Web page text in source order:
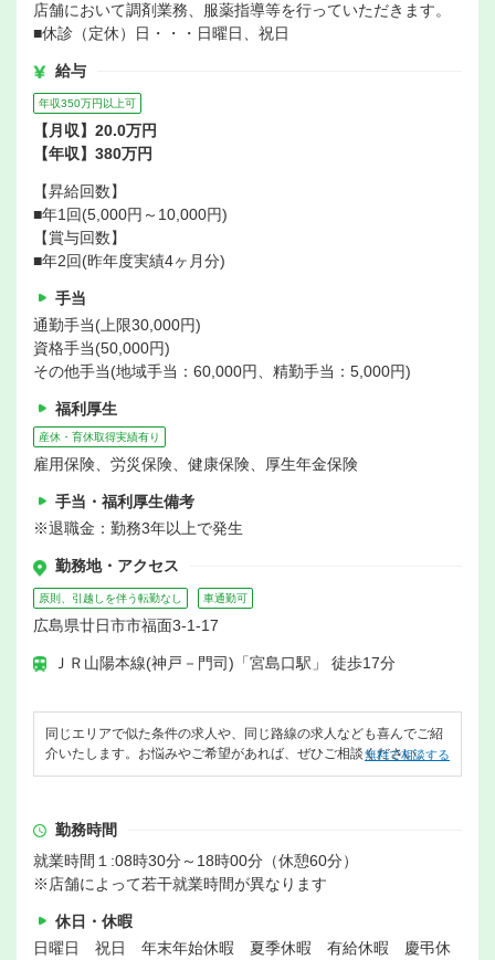
店舗において調剤業務、服薬指導等を行っていただきます。
■休診（定休）日・・・日曜日、祝日
給与
年収350万円以上可
【月収】20.0万円
【年収】380万円
【昇給回数】
■年1回(5,000円～10,000円)
【賞与回数】
■年2回(昨年度実績4ヶ月分)
手当
通勤手当(上限30,000円)
資格手当(50,000円)
その他手当(地域手当：60,000円、精勤手当：5,000円)
福利厚生
産休・育休取得実績有り
雇用保険、労災保険、健康保険、厚生年金保険
手当・福利厚生備考
※退職金：勤務3年以上で発生
勤務地・アクセス
原則、引越しを伴う転勤なし 車通勤可
広島県廿日市市福面3-1-17
ＪＲ山陽本線(神戸－門司)「宮島口駅」 徒歩17分
同じエリアで似た条件の求人や、同じ路線の求人なども喜んでご紹
介いたします。お悩みやご希望があれば、ぜひご相談ください。
無料で相談する
勤務時間
就業時間１:08時30分～18時00分（休憩60分）
※店舗によって若干就業時間が異なります
休日・休暇
日曜日 祝日 年末年始休暇 夏季休暇 有給休暇 慶弔休